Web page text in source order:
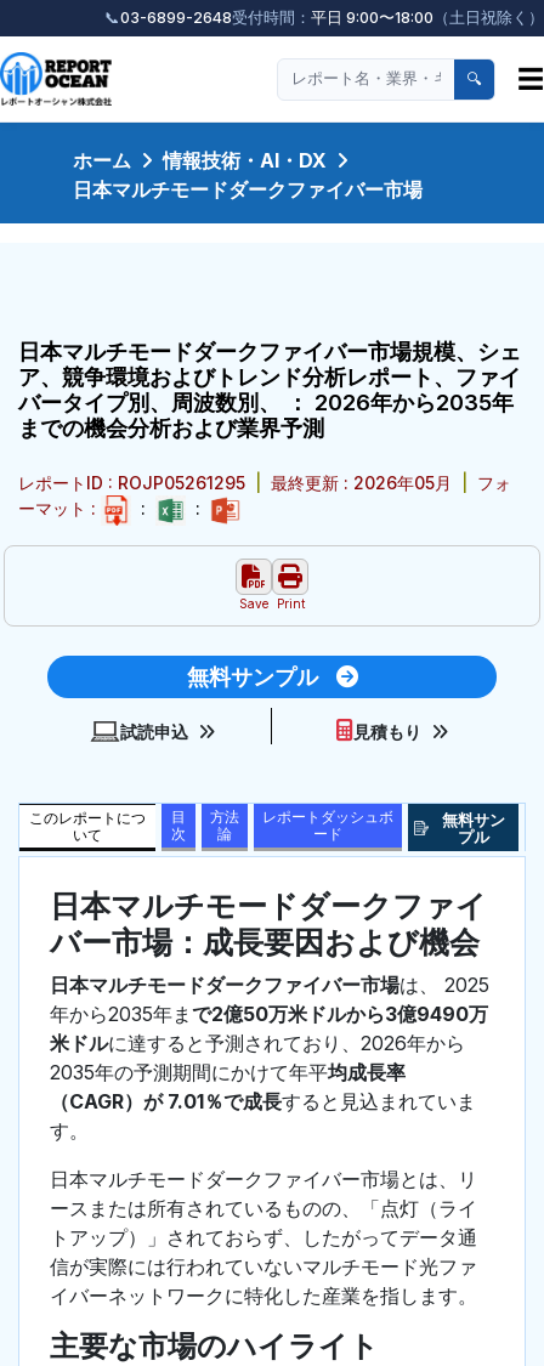
📞03-6899-2648受付時間： 平日 9:00〜18:00 （土日祝除く）
🔍 ☰
ホーム
情報技術・AI・DX
日本マルチモードダークファイバー市場
日本マルチモードダークファイバー市場規模、シェ
ア、競争環境およびトレンド分析レポート、ファイ
バータイプ別、周波数別、 ： 2026年から2035年
までの機会分析および業界予測
レポートID : ROJP05261295 最終更新 : 2026年05月
フォ
ーマット :
: :
Save Print
無料サンプル
試読申込 見積もり
このレポートにつ
いて
目
次
方法
論
レポートダッシュボ
ード
無料サン
プル
日本マルチモードダークファイ
バー市場：成長要因および機会
日本マルチモードダークファイバー市場は、 2025
年から2035年ま で2億50万米ドルから3億9490万
米ドルに達すると予測されており、2026年から
2035年の予測期間にかけて年平均成長率
（CAGR）が 7.01％で成長すると見込まれていま
す。
日本マルチモードダークファイバー市場とは、リ
ースまたは所有されているものの、「点灯（ライ
トアップ）」されておらず、したがってデータ通
信が実際には行われていないマルチモード光ファ
イバーネットワークに特化した産業を指します。
主要な市場のハイライト